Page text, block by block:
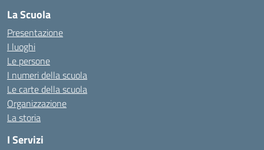
La Scuola
Presentazione
I luoghi
Le persone
I numeri della scuola
Le carte della scuola
Organizzazione
La storia
I Servizi